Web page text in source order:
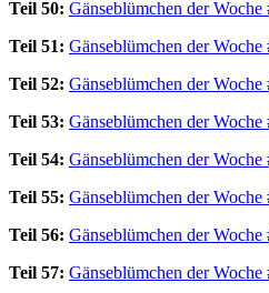
Teil 50: Gänseblümchen der Woche
Teil 51: Gänseblümchen der Woche
Teil 52: Gänseblümchen der Woche
Teil 53: Gänseblümchen der Woche
Teil 54: Gänseblümchen der Woche
Teil 55: Gänseblümchen der Woche
Teil 56: Gänseblümchen der Woche
Teil 57: Gänseblümchen der Woche